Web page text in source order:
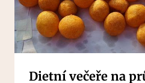
Dietní večeře na